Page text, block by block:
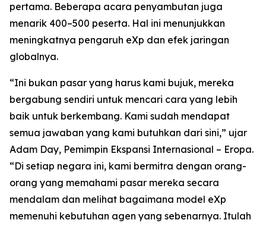
pertama. Beberapa acara penyambutan juga
menarik 400–500 peserta. Hal ini menunjukkan
meningkatnya pengaruh eXp dan efek jaringan
globalnya.
“Ini bukan pasar yang harus kami bujuk, mereka
bergabung sendiri untuk mencari cara yang lebih
baik untuk berkembang. Kami sudah mendapat
semua jawaban yang kami butuhkan dari sini,” ujar
Adam Day, Pemimpin Ekspansi Internasional – Eropa.
“Di setiap negara ini, kami bermitra dengan orang-
orang yang memahami pasar mereka secara
mendalam dan melihat bagaimana model eXp
memenuhi kebutuhan agen yang sebenarnya. Itulah